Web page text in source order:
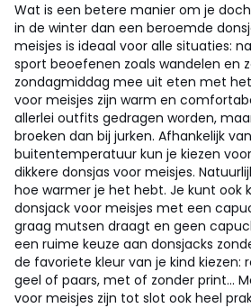
Wat is een betere manier om je
in de winter dan een beroemde
meisjes is ideaal voor alle situaties:
sport beoefenen zoals wandelen en
zondagmiddag mee uit eten met het
voor meisjes zijn warm en
allerlei outfits gedragen worden,
broeken dan bij jurken. Afhankelijk
buitentemperatuur kun je kiezen
dikkere donsjas voor meisjes.
hoe warmer je het hebt. Je kunt ook
donsjack voor meisjes met een
graag mutsen draagt en geen
een ruime keuze aan donsjacks
de favoriete kleur van je kind kiezen:
geel of paars, met of zonder print...
voor meisjes zijn tot slot ook heel